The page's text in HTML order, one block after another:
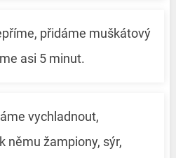
přidáme muškátový
asi 5 minut.
vychladnout,
němu žampiony, sýr,